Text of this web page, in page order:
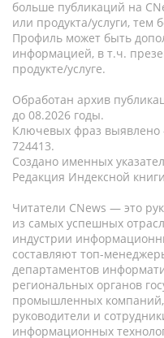
больше публикаций на
или продукта/услуги,
Профиль может быть
информацией, в т.ч.
продукте/услуге.
Обработан архив
до 08.2026 годы.
Ключевых фраз выявлено
724413.
Создано именных
Редакция Индексной
Читатели CNews — это
из самых успешных
индустрии
составляют топ-
департаментов
региональных органов
промышленных компаний,
руководители и
информационных